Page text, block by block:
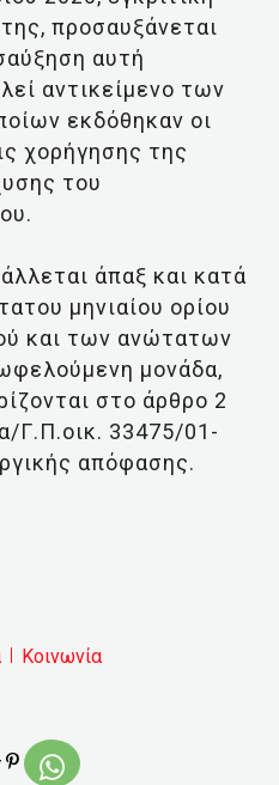
προσαυξάνεται
αυτή
αντικείμενο των
εκδόθηκαν οι
χορήγησης της
του
άπαξ και κατά
μηνιαίου ορίου
και των ανώτατων
μονάδα,
στο άρθρο 2
Γ.Π.οικ. 33475/01-
απόφασης.
Κοινωνία